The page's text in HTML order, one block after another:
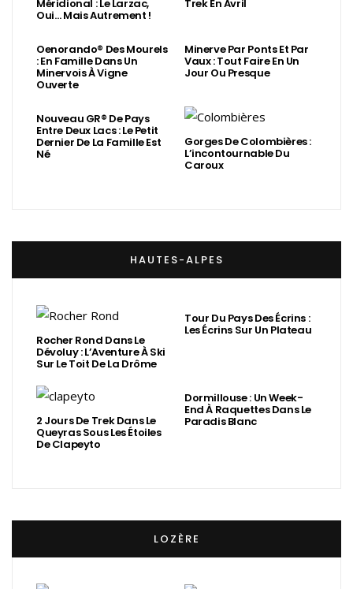
Méridional : Le Larzac,
Oui… Mais Autrement !
Trek En Avril
Oenorando® Des Mourels
: En Famille Dans Un
Minervois À Vigne
Ouverte
Minerve Par Ponts Et Par
Vaux : Tout Faire En Un
Jour Ou Presque
Nouveau GR® De Pays
Entre Deux Lacs : Le Petit
Dernier De La Famille Est
Né
Gorges De Colombières :
L’incontournable Du
Caroux
HAUTES-ALPES
Rocher Rond Dans Le
Dévoluy : L’Aventure À Ski
Sur Le Toit De La Drôme
Tour Du Pays Des Écrins :
Les Écrins Sur Un Plateau
2 Jours De Trek Dans Le
Queyras Sous Les Étoiles
De Clapeyto
Dormillouse : Un Week-
End À Raquettes Dans Le
Paradis Blanc
LOZÈRE